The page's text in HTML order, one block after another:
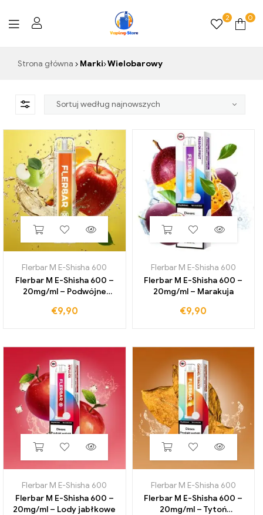
2 0
Strona główna Marki Wielobarowy
Flerbar M E-Shisha 600
Flerbar M E-Shisha 600 –
20mg/ml – Podwójne
€9,90
Flerbar M E-Shisha 600
Flerbar M E-Shisha 600 –
20mg/ml – Marakuja
€9,90
Flerbar M E-Shisha 600
Flerbar M E-Shisha 600 –
20mg/ml – Lody jabłkowe
Flerbar M E-Shisha 600
Flerbar M E-Shisha 600 –
20mg/ml – Tytoń